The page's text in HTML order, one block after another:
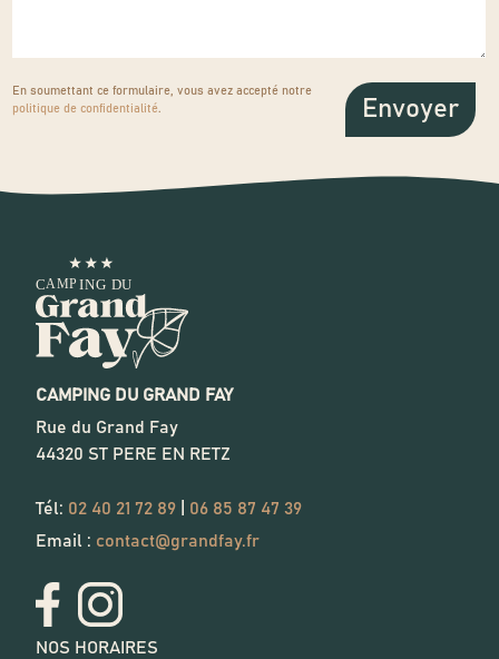
En soumettant ce formulaire, vous avez accepté notre
politique de confidentialité.
CAMPING DU GRAND FAY
Rue du Grand Fay
44320 ST PERE EN RETZ
Tél: 02 40 21 72 89
06 85 87 47 39
Email : contact@grandfay.fr
NOS HORAIRES